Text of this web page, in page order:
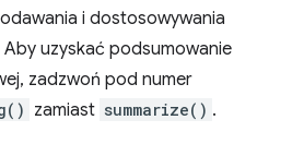
i dostosowywania
uzyskać podsumowanie
zadzwoń pod numer
zamiast summarize() .